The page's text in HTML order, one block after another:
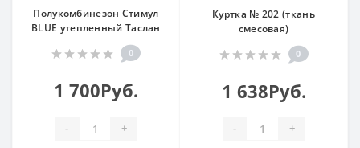
Полукомбинезон Стимул
BLUE утепленный Таслан
0
1 700Руб.
- +
Куртка № 202 (ткань
смесовая)
0
1 638Руб.
- +